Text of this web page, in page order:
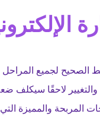
الصحيح لجميع
والتغيير لاحقًا سيكلف
المربحة والمميزة